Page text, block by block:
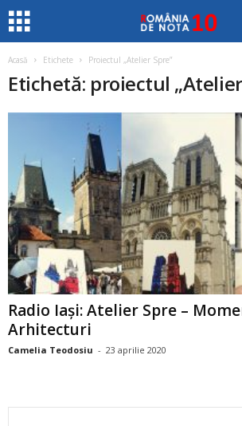
Acasă Etichete Proiectul „Atelier Spre”
Etichetă: proiectul
Radio Iași: Atelier Spre –
Arhitecturi
Camelia Teodosiu - 23 aprilie 2020